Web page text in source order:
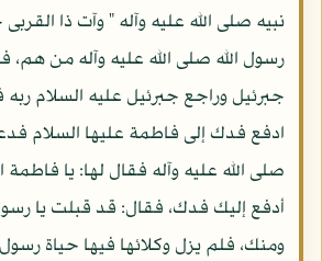
نبيه صلى الله عليه وآله " وآت ذا
رسول الله صلى الله عليه وآله من هم،
جبرئيل وراجع جبرئيل عليه السلام ربه
ادفع فدك إلى فاطمة عليها السلام
صلى الله عليه وآله فقال لها: يا فاطمة
أدفع إليك فدك، فقال: قد قبلت يا
ومنك، فلم يزل وكلائها فيها حياة رسول